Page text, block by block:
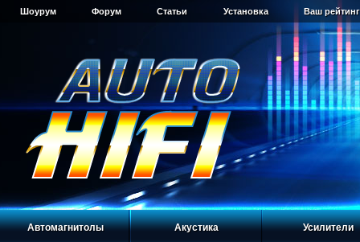
Шоурум Форум Статьи Установка Ваш
Автомагнитолы Акустика Усилители